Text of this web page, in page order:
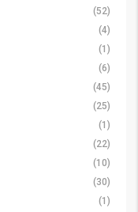
(52)
(4)
(1)
(6)
(45)
(25)
(1)
(22)
(10)
(30)
(1)